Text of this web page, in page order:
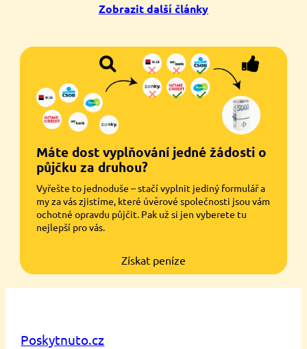
Zobrazit další články
Máte dost vyplňování jedné žádosti o
půjčku za druhou?
Vyřešte to jednoduše – stačí vyplnit jediný formulář a
my za vás zjistíme, které úvěrové společnosti jsou vám
ochotné opravdu půjčit. Pak už si jen vyberete tu
nejlepší pro vás.
Získat peníze
Poskytnuto.cz